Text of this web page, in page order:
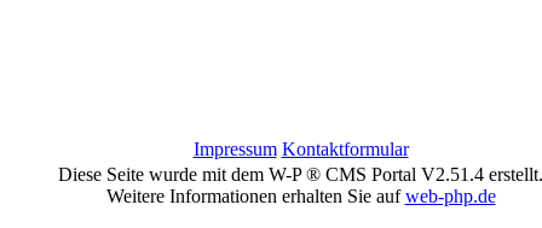
Impressum Kontaktformular
Diese Seite wurde mit dem W-P ® CMS Portal V2.51.4 erstellt.
Weitere Informationen erhalten Sie aufweb-php.de